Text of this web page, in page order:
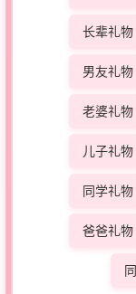
长辈礼物
男友礼物
老婆礼物
儿子礼物
同学礼物
爸爸礼物